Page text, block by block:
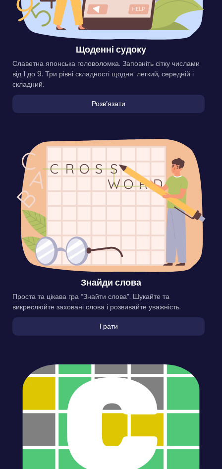
Щоденні судоку
Славетна японська головоломка. Заповніть сітку числами
від 1 до 9. Три рівні складності щодня: легкий, середній і
складний.
Розвʼязати
Знайди слова
Проста та цікава гра “Знайти слова”. Шукайте та
викреслюйте заховані слова і розвивайте уважність.
Грати